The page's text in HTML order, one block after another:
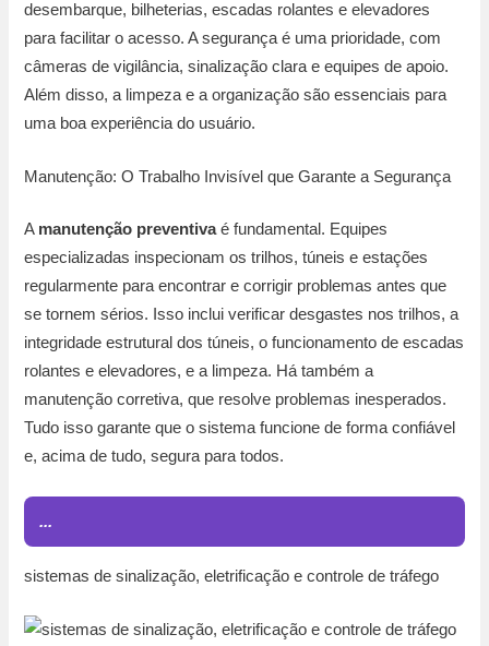
desembarque, bilheterias, escadas rolantes e elevadores
para facilitar o acesso. A segurança é uma prioridade, com
câmeras de vigilância, sinalização clara e equipes de apoio.
Além disso, a limpeza e a organização são essenciais para
uma boa experiência do usuário.
Manutenção: O Trabalho Invisível que Garante a Segurança
A manutenção preventivaé fundamental. Equipes
especializadas inspecionam os trilhos, túneis e estações
regularmente para encontrar e corrigir problemas antes que
se tornem sérios. Isso inclui verificar desgastes nos trilhos, a
integridade estrutural dos túneis, o funcionamento de escadas
rolantes e elevadores, e a limpeza. Há também a
manutenção corretiva, que resolve problemas inesperados.
Tudo isso garante que o sistema funcione de forma confiável
e, acima de tudo, segura para todos.
...
sistemas de sinalização, eletrificação e controle de tráfego